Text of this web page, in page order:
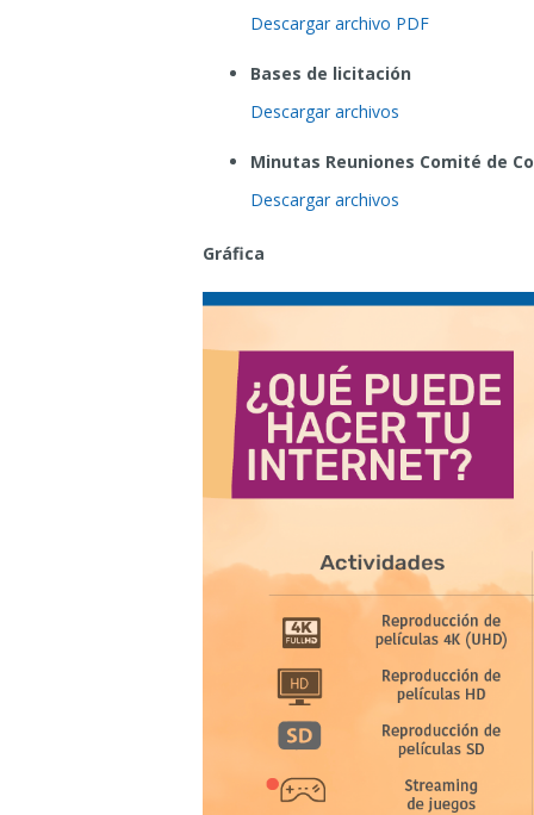
Descargar archivo PDF
Bases de licitación
Descargar archivos
Minutas Reuniones Comité de
Descargar archivos
Gráfica